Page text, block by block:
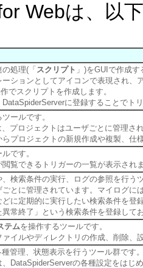
Webは、以
処理(「 スクリプト 」)をGUIで作成
ションとしてアイコンで表現され
でスクリプトを作成します。
に登録することでト
ールです。
プロジェクトはユーザごとに管理
プロジェクトの新規作成や複製、仕
です。
覧できるトリガーの一覧が表示さ
検索条件の実行、ログの参照を行う
ごとに管理されています。マイログ
に定期的に実行したい検索条件を
常終了」という検索条件を登録し
テムを操作するツールです。
イルやディレクトリの作成、削除
管理、状態表示を行うツール群です
DataSpiderServerの各種設定をは